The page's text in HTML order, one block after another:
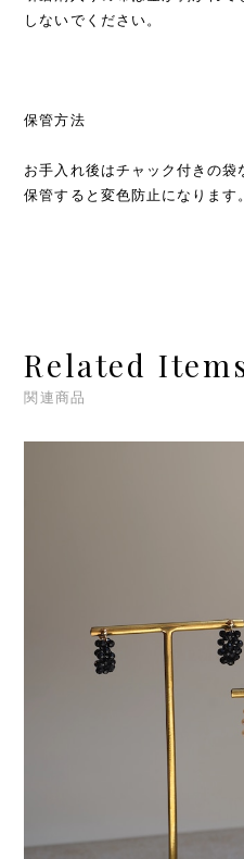
しないでください。
保管方法
お手入れ後はチャック付きの袋
保管すると変色防止になります。
Related
関連商品